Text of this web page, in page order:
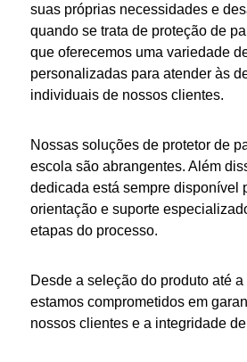
suas próprias necessidades e
quando se trata de proteção de
que oferecemos uma variedade
personalizadas para atender às
individuais de nossos clientes.
Nossas soluções de protetor de
escola são abrangentes. Além
dedicada está sempre disponível
orientação e suporte
etapas do processo.
Desde a seleção do produto até
estamos comprometidos em
nossos clientes e a integridade